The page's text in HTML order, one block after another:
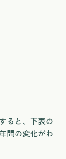
ると、下表の
間の変化がわ